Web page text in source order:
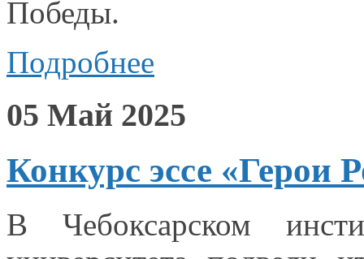
Победы.
Подробнее
05 Май 2025
Конкурс эссе
В Чебоксарском